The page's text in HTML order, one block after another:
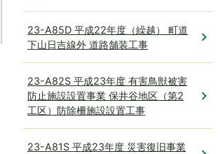
23-A85D 平成22年度（繰越） 町道
下山日吉線外 道路舗装工事
23-A82S 平成23年度 有害鳥獣被害
防止施設設置事業 保井谷地区（第2
工区）防除柵施設設置工事
23-A81S 平成23年度 災害復旧事業